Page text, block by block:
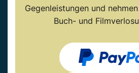
Gegenleistungen und
Buch- und